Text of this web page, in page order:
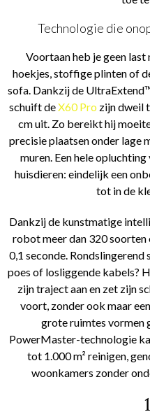
Technologie die
Voortaan heb je geen
hoekjes, stoffige plinten of
sofa. Dankzij de
schuift deX60 Pro zijn dweil
cm uit. Zo bereikt hij
precisie plaatsen onder lage
muren. Een hele
huisdieren: eindelijk een
tot in de
Dankzij de kunstmatige
robot meer dan 320
0,1 seconde.
poes of losliggende kabels?
zijn traject aan en zet zijn
voort, zonder ook maar
grote ruimtes vormen
PowerMaster-technologie
tot 1.000 m² reinigen,
woonkamers zonder